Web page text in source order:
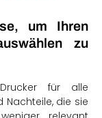
um Ihren
zu
für alle
Nachteile, die sie